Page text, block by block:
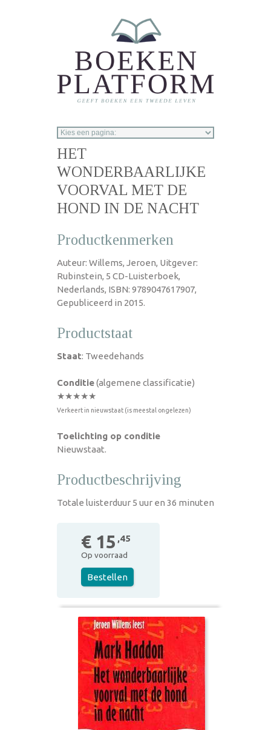
HET
WONDERBAARLIJKE
VOORVAL MET DE
HOND IN DE NACHT
Productkenmerken
Auteur: Willems, Jeroen, Uitgever:
Rubinstein, 5 CD-Luisterboek,
Nederlands, ISBN: 9789047617907,
Gepubliceerd in 2015.
Productstaat
Staat: Tweedehands
Conditie(algemene classificatie)
★★★★★
Verkeert in nieuwstaat (is meestal ongelezen)
Toelichting op conditie
Nieuwstaat.
Productbeschrijving
Totale luisterduur 5 uur en 36 minuten
€ 15 ,45
Op voorraad
Bestellen